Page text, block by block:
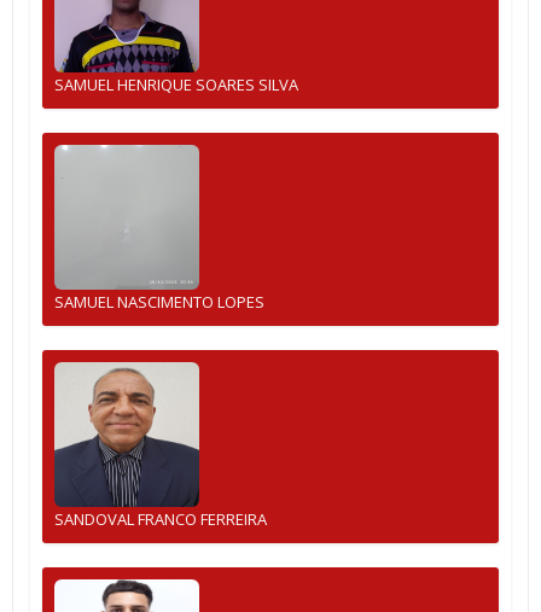
SAMUEL HENRIQUE SOARES SILVA
SAMUEL NASCIMENTO LOPES
SANDOVAL FRANCO FERREIRA